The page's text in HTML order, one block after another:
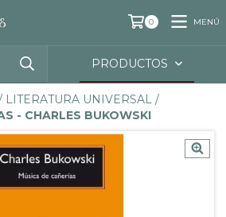
0 MENÚ
PRODUCTOS
LITERATURA UNIVERSAL /
- CHARLES BUKOWSKI